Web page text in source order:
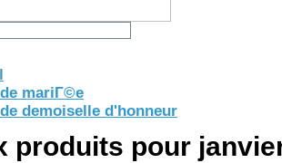
mariГ©e
demoiselle d'honneur
produits pour